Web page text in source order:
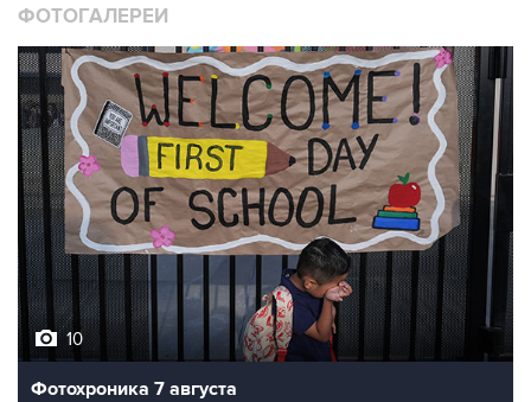
ФОТОГАЛЕРЕИ
10
Фотохроника 7 августа